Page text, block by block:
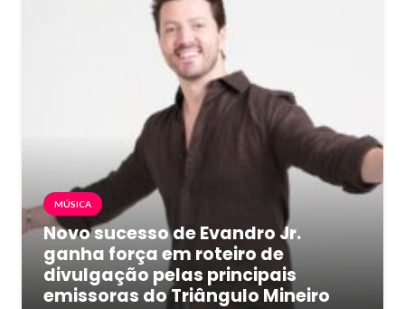
MÚSICA
Novo sucesso de Evandro Jr.
ganha força em roteiro de
divulgação pelas principais
emissoras do Triângulo Mineiro